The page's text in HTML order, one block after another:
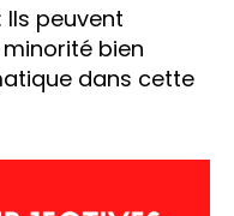
Ils peuvent
bien
dans cette